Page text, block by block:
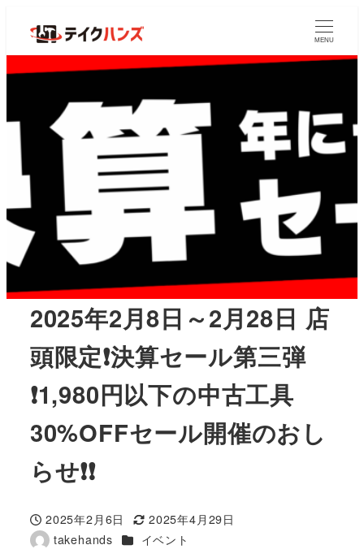
MENU
2025年2月8日～2月28日 店
頭限定❗決算セール第三弾
❗1,980円以下の中古工具
30%OFFセール開催のおし
らせ❗❗
投稿日
2025年2月6日
更新日
2025年4月29日
著
takehands カテゴリー
イベント